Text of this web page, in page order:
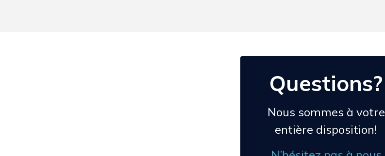
Questions?
Nous sommes à votre
entière disposition!